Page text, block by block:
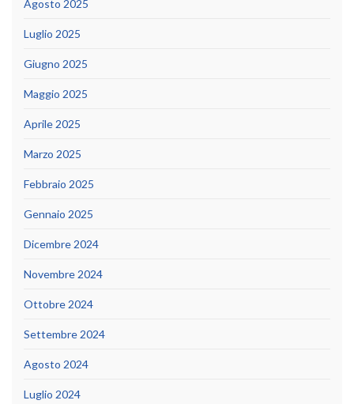
Agosto 2025
Luglio 2025
Giugno 2025
Maggio 2025
Aprile 2025
Marzo 2025
Febbraio 2025
Gennaio 2025
Dicembre 2024
Novembre 2024
Ottobre 2024
Settembre 2024
Agosto 2024
Luglio 2024